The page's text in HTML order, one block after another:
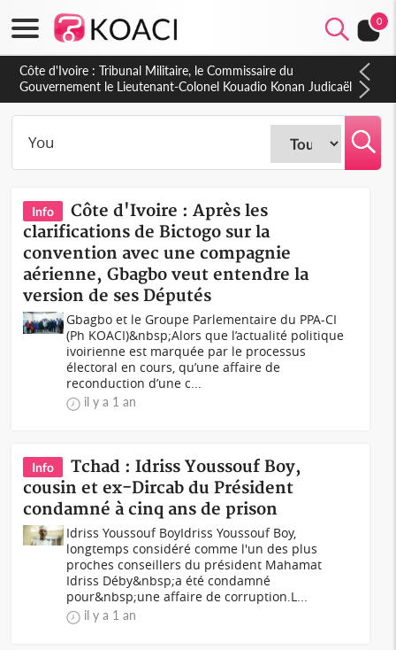
0
Burkina Faso : hausse de 75 FCFA du prix du litre du diesel à
la pompe
Info
Côte d'Ivoire : Après les
clarifications de Bictogo sur la
convention avec une compagnie
aérienne, Gbagbo veut entendre la
version de ses Députés
Gbagbo et le Groupe Parlementaire du PPA-CI
(Ph KOACI)&nbsp;Alors que l’actualité politique
ivoirienne est marquée par le processus
électoral en cours, qu’une affaire de
reconduction d’une c...
il y a 1 an
Info
Tchad : Idriss Youssouf Boy,
cousin et ex-Dircab du Président
condamné à cinq ans de prison
Idriss Youssouf BoyIdriss Youssouf Boy,
longtemps considéré comme l'un des plus
proches conseillers du président Mahamat
Idriss Déby&nbsp;a été condamné
pour&nbsp;une affaire de corruption.L...
il y a 1 an